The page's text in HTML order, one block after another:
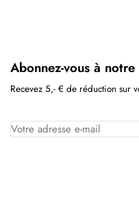
Abonnez-vous à
Recevez 5,- € de réduction sur